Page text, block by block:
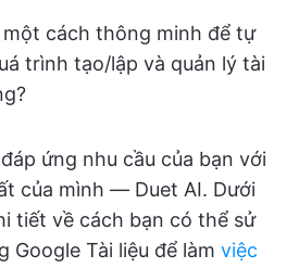
cách thông minh để tự
trình tạo/lập và quản lý tài
ứng nhu cầu của bạn với
của mình — Duet AI. Dưới
tiết về cách bạn có thể sử
Google Tài liệu để làm việc